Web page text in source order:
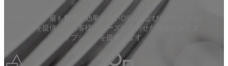
マカレンは、最も費用対効果の高いOEMおよびODMソリュ
ーションを提供し、お客様のニーズに合わせた完全なカスタ
ムオプションを提供します。